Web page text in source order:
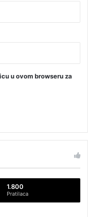
u ovom browseru za
1.800
Pratilaca